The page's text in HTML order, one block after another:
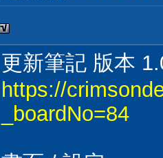
更新筆記 版本
https://
_boardNo=84